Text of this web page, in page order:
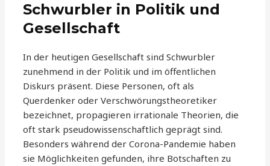
Schwurbler in Politik und
Gesellschaft
In der heutigen Gesellschaft sind Schwurbler
zunehmend in der Politik und im öffentlichen
Diskurs präsent. Diese Personen, oft als
Querdenker oder Verschwörungstheoretiker
bezeichnet, propagieren irrationale Theorien, die
oft stark pseudowissenschaftlich geprägt sind.
Besonders während der Corona-Pandemie haben
sie Möglichkeiten gefunden, ihre Botschaften zu